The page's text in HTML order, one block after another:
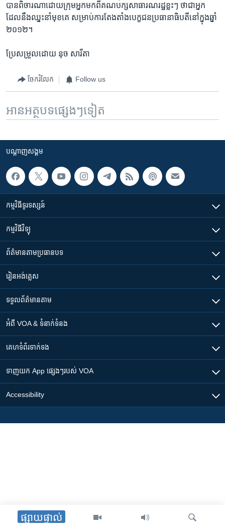
ផ្សាយផ្ទាល់
បាន​ពិចារណា​ដោយ​ក្រុម​អ្នក​មកពី​គណបក្ស​សាធារណរដ្ឋ​ខ្លះៗ​ ថា​ជាអ្នក​
ដែល​នឹងឈ្នះ​នាំមុខគេ​ សម្រាប់​ការតែងតាំង​បេក្ខជន​ប្រធានាធិបតី​នៅក្នុង​ឆ្នាំ​
២០១២។
ប្រែសម្រួល​ដោយ​ នុច សារីតា
ចែករំលែក Follow us
អានអត្ថបទផ្សេងៗទៀត
បណ្តាញ​សង្គម
កម្មវិធី​ទូរទស្សន៍
កម្មវិធី​វិទ្យុ
ព័ត៌មាន​តាមប្រធានបទ​
រៀន​​អង់គ្លេស
ទទួល​ព័ត៌មាន​តាម
អំពី​ VOA & ទំនាក់ទំនង
គេហទំព័រ​​ទាក់ទង
ទាញយក​ App ផ្សេងៗ​របស់​ VOA
Accessibility